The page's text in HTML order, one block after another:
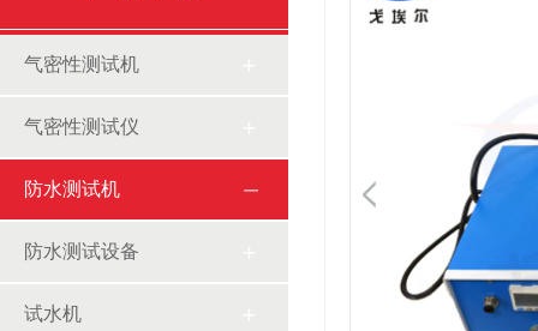
气密性测试机
气密性测试仪
防水测试机
防水测试设备
试水机